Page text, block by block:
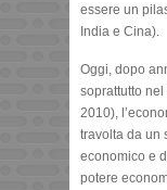
essere un
India e Cina).
Oggi, dopo
soprattutto
2010),
travolta da un
economico e
potere